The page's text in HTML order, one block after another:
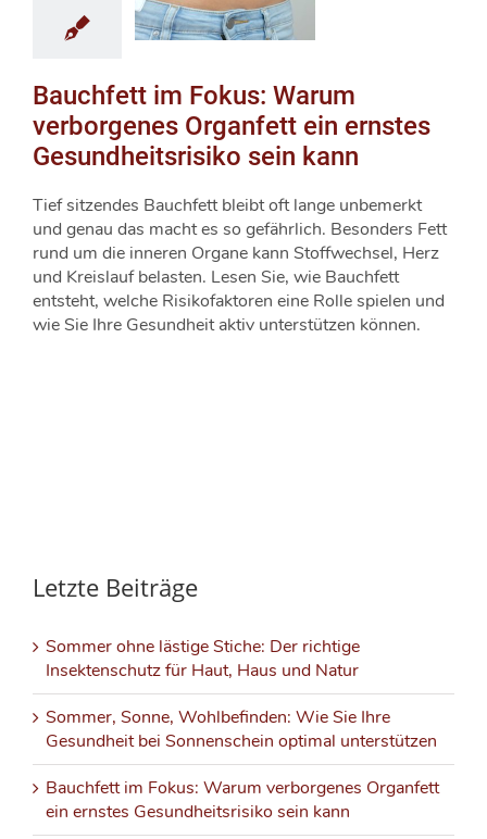
Bauchfett im Fokus: Warum
verborgenes Organfett ein ernstes
Gesundheitsrisiko sein kann
Tief sitzendes Bauchfett bleibt oft lange unbemerkt
und genau das macht es so gefährlich. Besonders Fett
rund um die inneren Organe kann Stoffwechsel, Herz
und Kreislauf belasten. Lesen Sie, wie Bauchfett
entsteht, welche Risikofaktoren eine Rolle spielen und
wie Sie Ihre Gesundheit aktiv unterstützen können.
Letzte Beiträge
Sommer ohne lästige Stiche: Der richtige
Insektenschutz für Haut, Haus und Natur
Sommer, Sonne, Wohlbefinden: Wie Sie Ihre
Gesundheit bei Sonnenschein optimal unterstützen
Bauchfett im Fokus: Warum verborgenes Organfett
ein ernstes Gesundheitsrisiko sein kann